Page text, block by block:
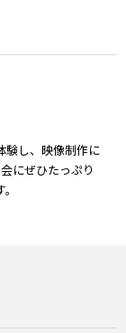
験し、映像制作に
にぜひたっぷり